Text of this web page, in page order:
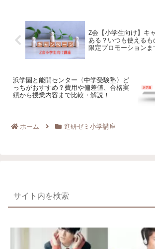
Z会【小学生向け】キ
ある？いつも使える
限定プロモーションま
浜学園と能開センター〈中学受験塾〉ど
っちがおすすめ？費用や偏差値、合格実
績から授業内容まで比較・解説！
ホーム 進研ゼミ小学講座